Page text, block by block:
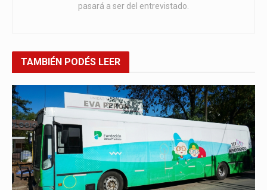
pasará a ser del entrevistado.
TAMBIÉN PODÉS LEER